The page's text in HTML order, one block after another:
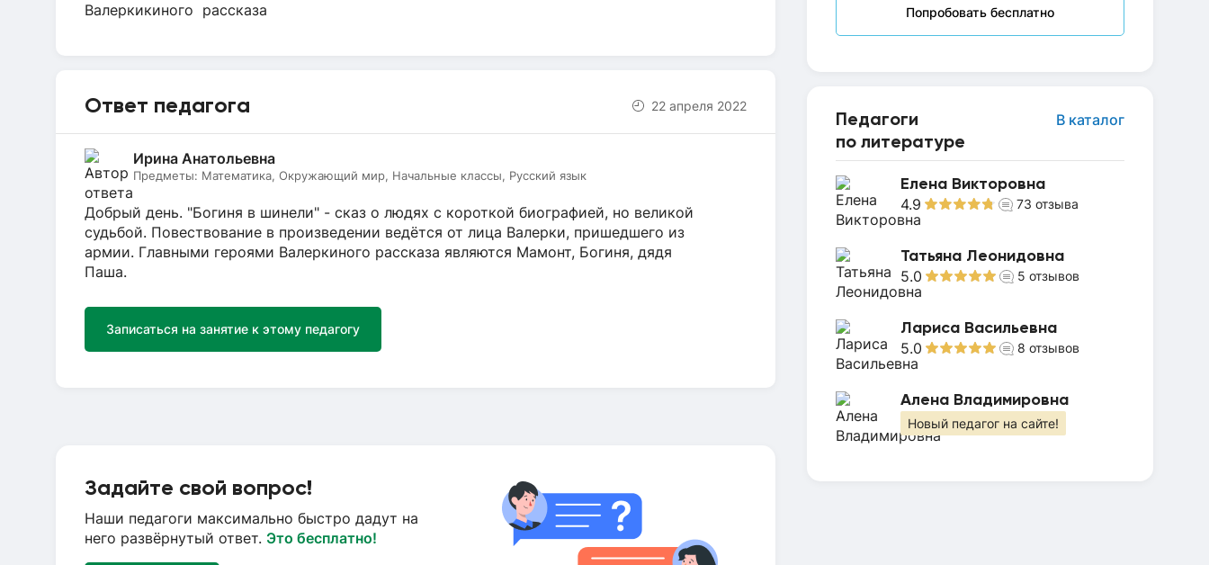
Попробовать бесплатно
Педагоги
по литературе
В каталог
Елена Викторовна
4.9 73 отзыва
Татьяна Леонидовна
5.0 5 отзывов
Лариса Васильевна
5.0 8 отзывов
Алена Владимировна
Новый педагог на сайте!
Валеркикиного рассказа
Ответ педагога 22 апреля 2022
Ирина Анатольевна
Предметы: Математика, Окружающий мир, Начальные классы, Русский язык
Добрый день. "Богиня в шинели" - сказ о людях с короткой биографией, но великой
судьбой. Повествование в произведении ведётся от лица Валерки, пришедшего из
армии. Главными героями Валеркиного рассказа являются Мамонт, Богиня, дядя
Паша.
Записаться на занятие к этому педагогу
Задайте свой вопрос!
Наши педагоги максимально быстро дадут на
него развёрнутый ответ. Это бесплатно!